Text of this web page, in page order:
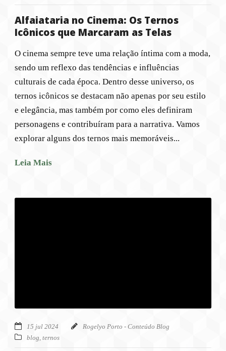
Alfaiataria no Cinema: Os Ternos
Icônicos que Marcaram as Telas
O cinema sempre teve uma relação íntima com a moda,
sendo um reflexo das tendências e influências
culturais de cada época. Dentro desse universo, os
ternos icônicos se destacam não apenas por seu estilo
e elegância, mas também por como eles definiram
personagens e contribuíram para a narrativa. Vamos
explorar alguns dos ternos mais memoráveis...
Leia Mais
15 jul 2024
Rogelyo Porto - Conteúdo Blog
blog, ternos